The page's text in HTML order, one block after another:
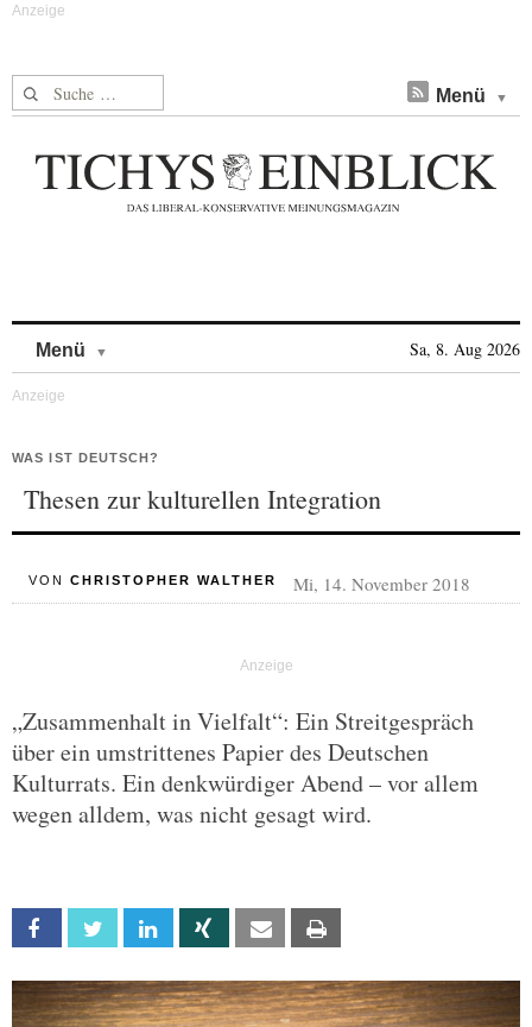
Suche nach: Menü
Menü Sa, 8. Aug 2026
WAS IST DEUTSCH?
Thesen zur kulturellen Integration
VON CHRISTOPHER WALTHER Mi, 14. November 2018
„Zusammenhalt in Vielfalt“: Ein Streitgespräch
über ein umstrittenes Papier des Deutschen
Kulturrats. Ein denkwürdiger Abend – vor allem
wegen alldem, was nicht gesagt wird.
Facebook Twitter Linkedin Xing Email